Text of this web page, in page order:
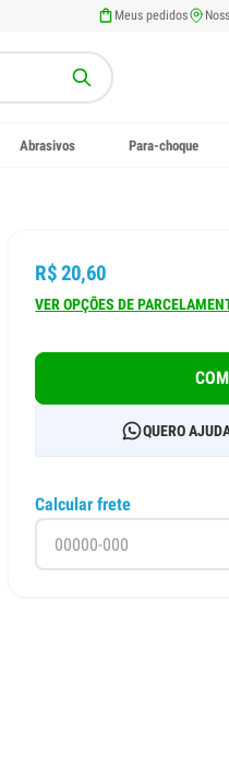
Meus pedidos
Abrasivos Para-choque
R$ 20,60
VER OPÇÕES DE
QUERO
Calcular frete